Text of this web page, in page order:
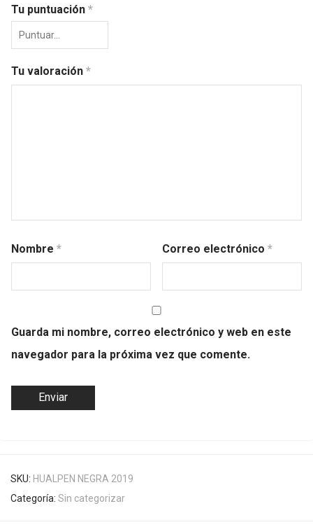
Tu puntuación *
Tu valoración *
Nombre * Correo electrónico*
Guarda mi nombre, correo electrónico y web en este
navegador para la próxima vez que comente.
SKU: HUALPEN NEGRA 2019
Categoría: Sin categorizar